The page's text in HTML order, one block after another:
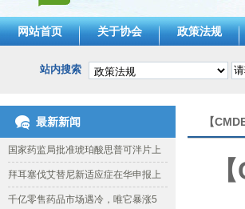
网站首页 关于协会 政策法规
站内搜索
最新新闻
国家药监局批准琥珀酸思普可泮片上
拜耳塞伐艾替尼新适应症在华申报上
千亿零售药品市场遇冷，唯它暴涨5
【